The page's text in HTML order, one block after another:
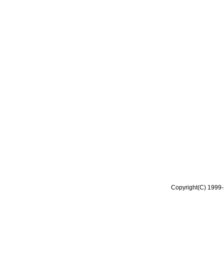
Copyright(C)